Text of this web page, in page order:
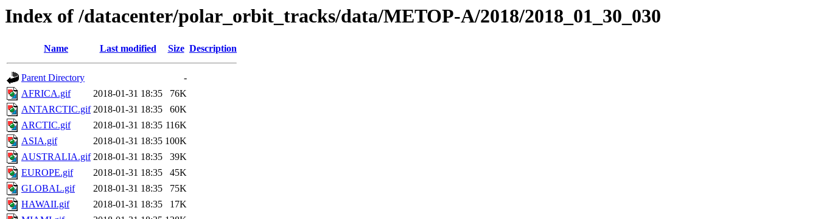
Index of /datacenter/polar_orbit_tracks/data/METOP-A/2018/2018_01_30_030
Name Last modified Size Description
Parent Directory
-
AFRICA.gif
2018-01-31 18:35
76K
ANTARCTIC.gif 2018-01-31 18:35
60K
ARCTIC.gif
2018-01-31 18:35 116K
ASIA.gif
2018-01-31 18:35 100K
AUSTRALIA.gif 2018-01-31 18:35
39K
EUROPE.gif
2018-01-31 18:35
45K
GLOBAL.gif
2018-01-31 18:35
75K
HAWAII.gif
2018-01-31 18:35
17K